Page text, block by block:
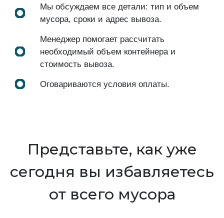
Мы обсуждаем все детали: тип и объем
мусора, сроки и адрес вывоза.
Менеджер помогает рассчитать
необходимый объем контейнера и
стоимость вывоза.
Оговариваются условия оплаты.
Представьте, как уже
сегодня вы избавляетесь
от всего мусора